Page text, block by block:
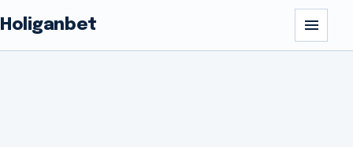
Holiganbet